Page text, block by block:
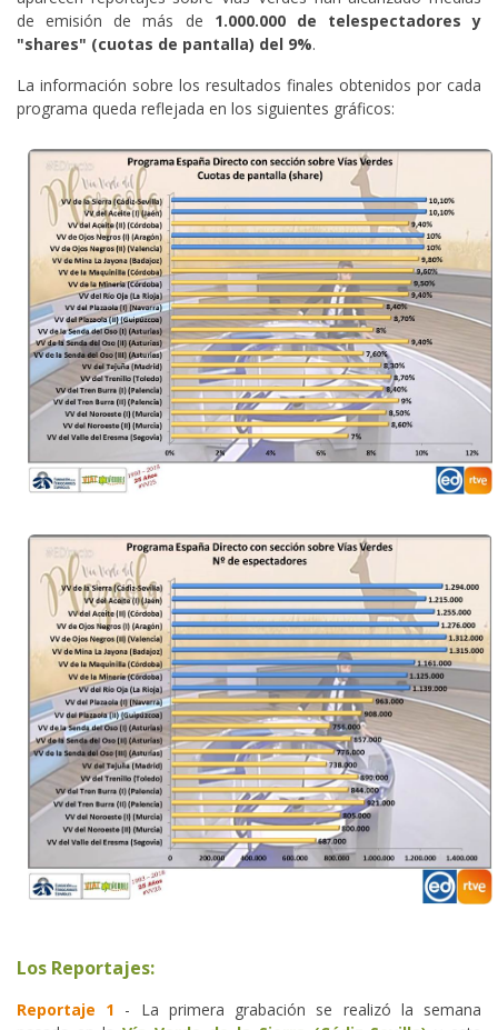
de emisión de más de 1.000.000 de telespectadores y
"shares" (cuotas de pantalla) del 9%.
La información sobre los resultados finales obtenidos por cada
programa queda reflejada en los siguientes gráficos:
Los Reportajes:
Reportaje 1 - La primera grabación se realizó la semana